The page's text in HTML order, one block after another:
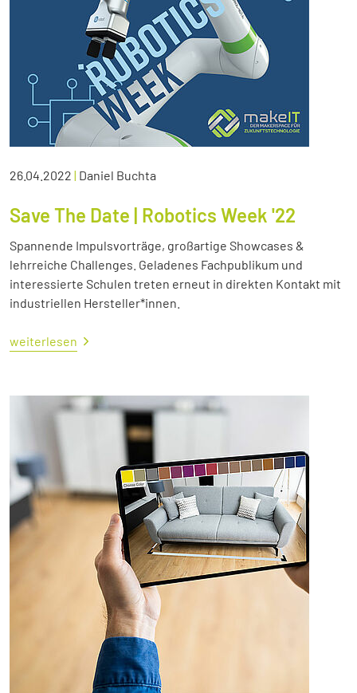
26.04.2022 | Daniel Buchta
Save The Date | Robotics Week '22
Spannende Impulsvorträge, großartige Showcases &
lehrreiche Challenges. Geladenes Fachpublikum und
interessierte Schulen treten erneut in direkten Kontakt mit
industriellen Hersteller*innen.
weiterlesen